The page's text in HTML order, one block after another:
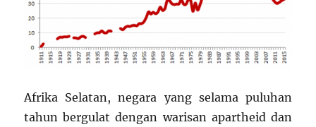
Afrika Selatan, negara yang selama puluhan
tahun bergulat dengan warisan apartheid dan